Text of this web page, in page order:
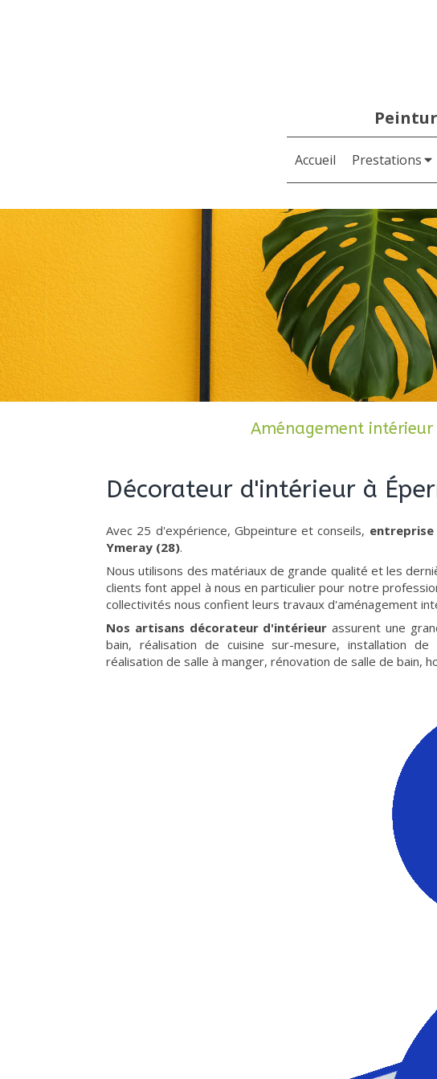
Accueil Prestations
Aménagement intérieur
Décorateur d'intérieur à
Avec 25 d'expérience, Gbpeinture et conseils,
Ymeray (28).
Nous utilisons des matériaux de grande qualité et les
clients font appel à nous en particulier pour notre
collectivités nous confient leurs travaux d'aménagement
Nos artisans décorateur d'intérieur assurent une
bain, réalisation de cuisine sur-mesure, installation
réalisation de salle à manger, rénovation de salle de bain,